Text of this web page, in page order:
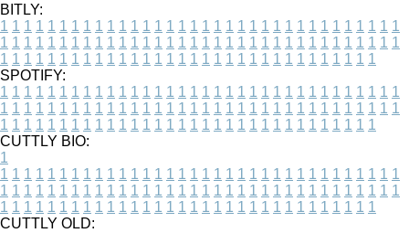
BITLY:
1 1 1 1 1 1 1 1 1 1 1 1 1 1 1 1 1 1 1 1 1 1 1 1 1 1 1 1 1 1 1 1 1 1
1 1 1 1 1 1 1 1 1 1 1 1 1 1 1 1 1 1 1 1 1 1 1 1 1 1 1 1 1 1 1 1 1 1
1 1 1 1 1 1 1 1 1 1 1 1 1 1 1 1 1 1 1 1 1 1 1 1 1 1 1 1 1 1 1 1
SPOTIFY:
1 1 1 1 1 1 1 1 1 1 1 1 1 1 1 1 1 1 1 1 1 1 1 1 1 1 1 1 1 1 1 1 1 1
1 1 1 1 1 1 1 1 1 1 1 1 1 1 1 1 1 1 1 1 1 1 1 1 1 1 1 1 1 1 1 1 1 1
1 1 1 1 1 1 1 1 1 1 1 1 1 1 1 1 1 1 1 1 1 1 1 1 1 1 1 1 1 1 1 1
CUTTLY BIO:
1
1 1 1 1 1 1 1 1 1 1 1 1 1 1 1 1 1 1 1 1 1 1 1 1 1 1 1 1 1 1 1 1 1 1
1 1 1 1 1 1 1 1 1 1 1 1 1 1 1 1 1 1 1 1 1 1 1 1 1 1 1 1 1 1 1 1 1 1
1 1 1 1 1 1 1 1 1 1 1 1 1 1 1 1 1 1 1 1 1 1 1 1 1 1 1 1 1 1 1 1
CUTTLY OLD: